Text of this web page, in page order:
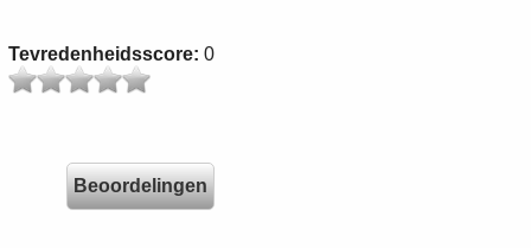
Tevredenheidsscore: 0
Beoordelingen